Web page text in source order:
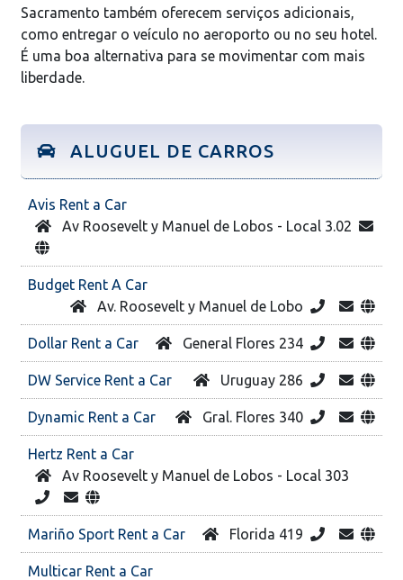
Sacramento também oferecem serviços adicionais,
como entregar o veículo no aeroporto ou no seu hotel.
É uma boa alternativa para se movimentar com mais
liberdade.
ALUGUEL DE CARROS
Avis Rent a Car
Av Roosevelt y Manuel de Lobos - Local 3.02
Budget Rent A Car
Av. Roosevelt y Manuel de Lobo
Dollar Rent a Car General Flores 234
DW Service Rent a Car Uruguay 286
Dynamic Rent a Car Gral. Flores 340
Hertz Rent a Car
Av Roosevelt y Manuel de Lobos - Local 303
Mariño Sport Rent a Car Florida 419
Multicar Rent a Car